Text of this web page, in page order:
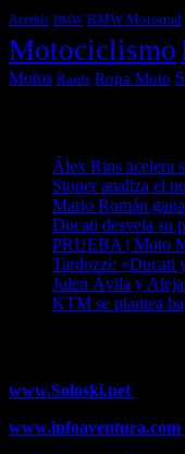
Acerbis BMW BMW Motorrad
Motociclismo
Motos Raids Ropa Moto
Álex Rins acelera
Stoner analiza el
Mario Román
Ducati desvela su
PRUEBA | Moto
Tardozzi: «Ducati
Julen Ávila y
KTM se plantea
www.Soloski.net
www.infoaventura.com